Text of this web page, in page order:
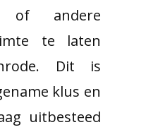
of andere
te laten
Dit is
klus en
uitbesteed